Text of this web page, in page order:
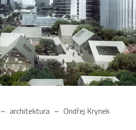
architektura Ondřej Krynek